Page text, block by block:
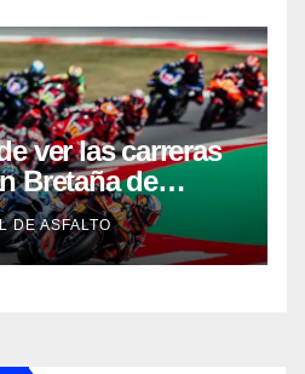
ver las carreras
Bretaña de
Jorge Martín
en
DE ASFALTO